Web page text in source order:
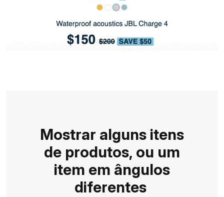
Mostrar alguns itens
de produtos, ou um
item em ângulos
diferentes